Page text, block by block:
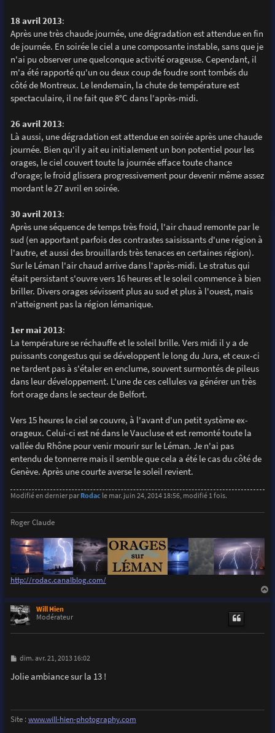
18 avril 2013:
Après une très chaude journée, une dégradation est attendue en fin
de journée. En soirée le ciel a une composante instable, sans que je
n'ai pu observer une quelconque activité orageuse. Cependant, il
m'a été rapporté qu'un ou deux coup de foudre sont tombés du
côté de Montreux. Le lendemain, la chute de température est
spectaculaire, il ne fait que 8°C dans l'après-midi.
26 avril 2013:
Là aussi, une dégradation est attendue en soirée après une chaude
journée. Bien qu'il y ait eu initialement un bon potentiel pour les
orages, le ciel couvert toute la journée efface toute chance
d'orage; le froid glissera progressivement pour devenir même assez
mordant le 27 avril en soirée.
30 avril 2013:
Après une séquence de temps très froid, l'air chaud remonte par le
sud (en apportant parfois des contrastes saisissants d'une région à
l'autre, et aussi des brouillards très tenaces en certaines région).
Sur le Léman l'air chaud arrive dans l'après-midi. Le stratus qui
était persistant s'ouvre vers 16 heures et le soleil commence à bien
briller. Divers orages sévissent plus au sud et plus à l'ouest, mais
n'atteignent pas la région lémanique.
1er mai 2013:
La température se réchauffe et le soleil brille. Vers midi il y a de
puissants congestus qui se développent le long du Jura, et ceux-ci
ne tardent pas à s'étaler en enclume, souvent surmontés de pileus
dans leur développement. L'une de ces cellules va générer un très
fort orage dans le secteur de Belfort.
Vers 15 heures le ciel se couvre, à l'avant d'un petit système ex-
orageux. Celui-ci est né dans le Vaucluse et est remonté toute la
vallée du Rhône pour venir mourir sur le Léman. Je n'ai pas
entendu de tonnerre mais il semble que cela a été le cas du côté de
Genève. Après une courte averse le soleil revient.
Modifié en dernier par Rodac le mar. juin 24, 2014 18:56, modifié 1 fois.
Roger Claude
http://rodac.canalblog.com/
Will Hien
Modérateur
M
s
s
dim. avr. 21, 2013 16:02
Jolie ambiance sur la 13 !
Site :www.will-hien-photography.com